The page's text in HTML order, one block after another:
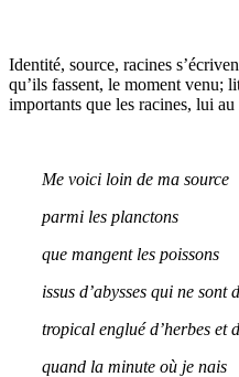
Identité, source, racines
qu’ils fassent, le moment venu;
importants que les racines, lui
Me voici loin de ma source
parmi les planctons
que mangent les poissons
issus d’abysses qui ne sont
tropical englué d’herbes et
quand la minute où je nais